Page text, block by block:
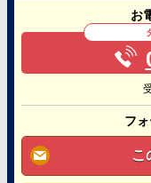
お
フ
こ